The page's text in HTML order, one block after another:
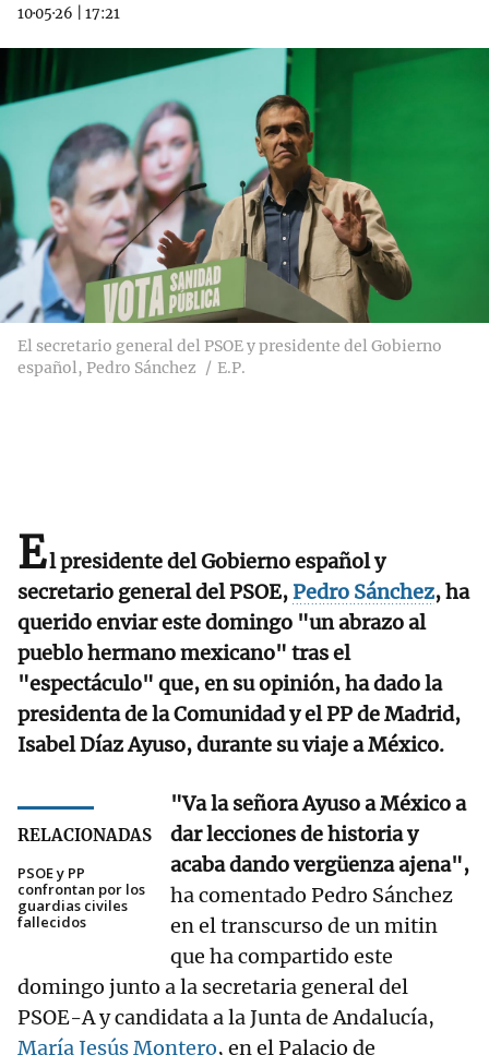
10·05·26 17:21
El secretario general del PSOE y presidente del Gobierno
español, Pedro Sánchez
E.P.
El presidente del Gobierno español y
secretario general del PSOE,Pedro Sánchez, ha
querido enviar este domingo "un abrazo al
pueblo hermano mexicano" tras el
"espectáculo" que, en su opinión, ha dado la
presidenta de la Comunidad y el PP de Madrid,
Isabel Díaz Ayuso, durante su viaje a México.
RELACIONADAS
PSOE y PP
confrontan por los
guardias civiles
fallecidos
"Va la señora Ayuso a México a
dar lecciones de historia y
acaba dando vergüenza ajena",
ha comentado Pedro Sánchez
en el transcurso de un mitin
que ha compartido este
domingo junto a la secretaria general del
PSOE-A y candidata a la Junta de Andalucía,
María Jesús Montero, en el Palacio de